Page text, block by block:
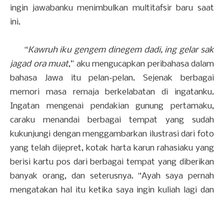
ingin jawabanku menimbulkan multitafsir baru saat
ini.
“Kawruh iku gengem dinegem dadi, ing gelar sak
jagad ora muat,” aku mengucapkan peribahasa dalam
bahasa Jawa itu pelan-pelan. Sejenak berbagai
memori masa remaja berkelabatan di ingatanku.
Ingatan mengenai pendakian gunung pertamaku,
caraku menandai berbagai tempat yang sudah
kukunjungi dengan menggambarkan ilustrasi dari foto
yang telah dijepret, kotak harta karun rahasiaku yang
berisi kartu pos dari berbagai tempat yang diberikan
banyak orang, dan seterusnya. “Ayah saya pernah
mengatakan hal itu ketika saya ingin kuliah lagi dan